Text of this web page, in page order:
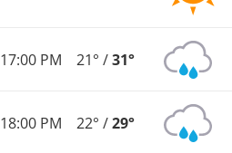
17:00 PM 21° /31°
18:00 PM 22° /29°